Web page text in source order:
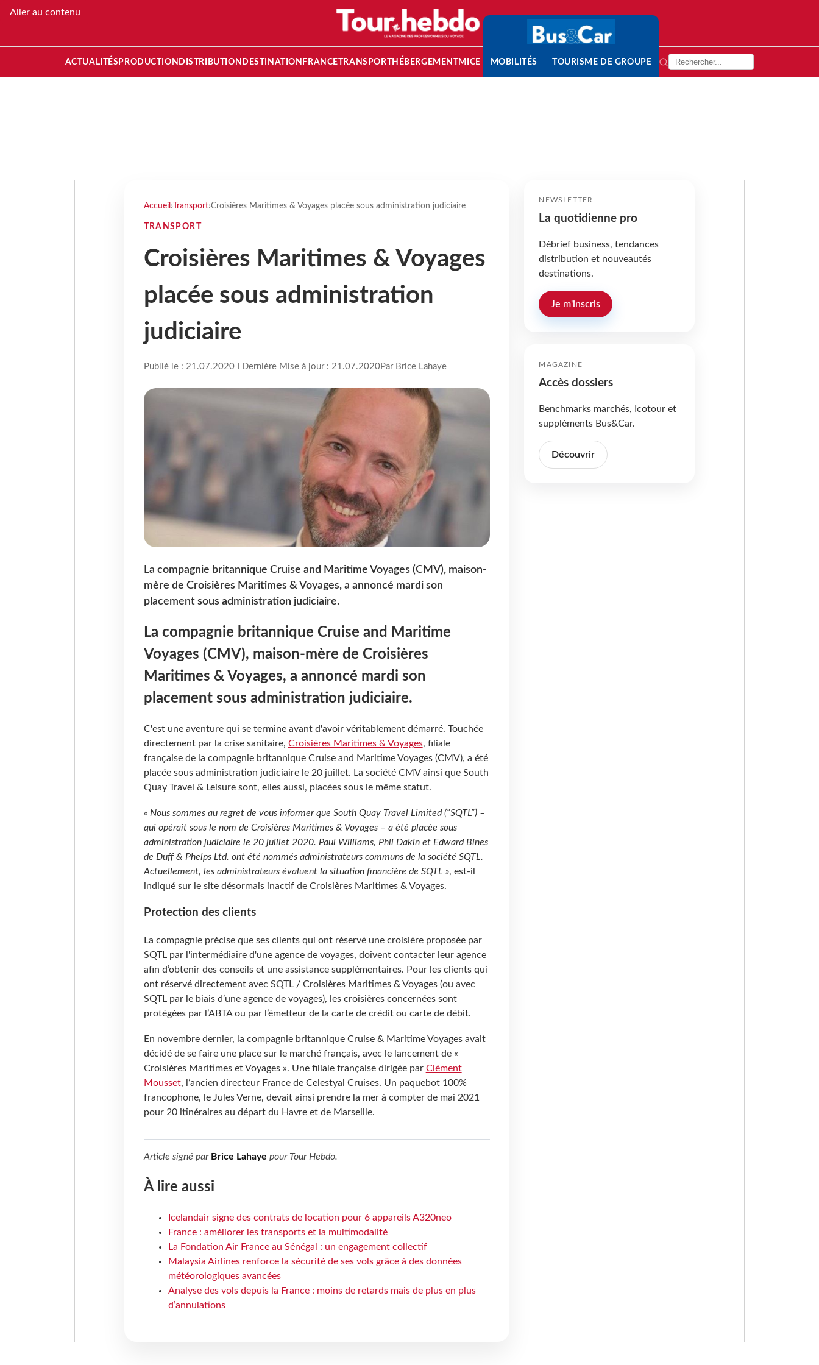
Aller au contenu
ACTUALITÉS PRODUCTION DISTRIBUTION DESTINATION FRANCETRANSPORT HÉBERGEMENTMICE MOBILITÉS TOURISME DE GROUPE
Accueil › Transport›Croisières Maritimes & Voyages placée sous administration judiciaire
TRANSPORT
Croisières Maritimes & Voyages
placée sous administration
judiciaire
Publié le : 21.07.2020 I Dernière Mise à jour : 21.07.2020Par Brice Lahaye
La compagnie britannique Cruise and Maritime Voyages (CMV), maison-
mère de Croisières Maritimes & Voyages, a annoncé mardi son
placement sous administration judiciaire.
La compagnie britannique Cruise and Maritime
Voyages (CMV), maison-mère de Croisières
Maritimes & Voyages, a annoncé mardi son
placement sous administration judiciaire.
C'est une aventure qui se termine avant d'avoir véritablement démarré. Touchée
directement par la crise sanitaire, Croisières Maritimes & Voyages, filiale
française de la compagnie britannique Cruise and Maritime Voyages (CMV), a été
placée sous administration judiciaire le 20 juillet. La société CMV ainsi que South
Quay Travel & Leisure sont, elles aussi, placées sous le même statut.
« Nous sommes au regret de vous informer que South Quay Travel Limited (“SQTL”) –
qui opérait sous le nom de Croisières Maritimes & Voyages – a été placée sous
administration judiciaire le 20 juillet 2020. Paul Williams, Phil Dakin et Edward Bines
de Duff & Phelps Ltd. ont été nommés administrateurs communs de la société SQTL.
Actuellement, les administrateurs évaluent la situation financière de SQTL », est-il
indiqué sur le site désormais inactif de Croisières Maritimes & Voyages.
Protection des clients
La compagnie précise que ses clients qui ont réservé une croisière proposée par
SQTL par l'intermédiaire d'une agence de voyages, doivent contacter leur agence
afin d’obtenir des conseils et une assistance supplémentaires. Pour les clients qui
ont réservé directement avec SQTL / Croisières Maritimes & Voyages (ou avec
SQTL par le biais d’une agence de voyages), les croisières concernées sont
protégées par l’ABTA ou par l’émetteur de la carte de crédit ou carte de débit.
En novembre dernier, la compagnie britannique Cruise & Maritime Voyages avait
décidé de se faire une place sur le marché français, avec le lancement de «
Croisières Maritimes et Voyages ». Une filiale française dirigée par Clément
Mousset, l’ancien directeur France de Celestyal Cruises. Un paquebot 100%
francophone, le Jules Verne, devait ainsi prendre la mer à compter de mai 2021
pour 20 itinéraires au départ du Havre et de Marseille.
Article signé par Brice Lahaye pour Tour Hebdo.
À lire aussi
Icelandair signe des contrats de location pour 6 appareils A320neo
France : améliorer les transports et la multimodalité
La Fondation Air France au Sénégal : un engagement collectif
Malaysia Airlines renforce la sécurité de ses vols grâce à des données
météorologiques avancées
Analyse des vols depuis la France : moins de retards mais de plus en plus
d’annulations
NEWSLETTER
La quotidienne pro
Débrief business, tendances
distribution et nouveautés
destinations.
Je m'inscris
MAGAZINE
Accès dossiers
Benchmarks marchés, Icotour et
suppléments Bus&Car.
Découvrir